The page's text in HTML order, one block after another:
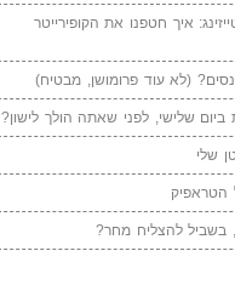
איך חטפנו את הקופירייטר
(לא עוד פרומושן, מבטיח)
שלישי, לפני שאתה הולך לישון?
שלי
הטראפיק
בשביל להצליח מחר?